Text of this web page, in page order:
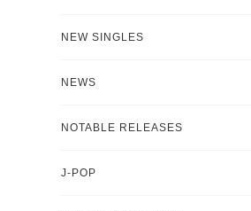
NEW SINGLES
NEWS
NOTABLE RELEASES
J-POP